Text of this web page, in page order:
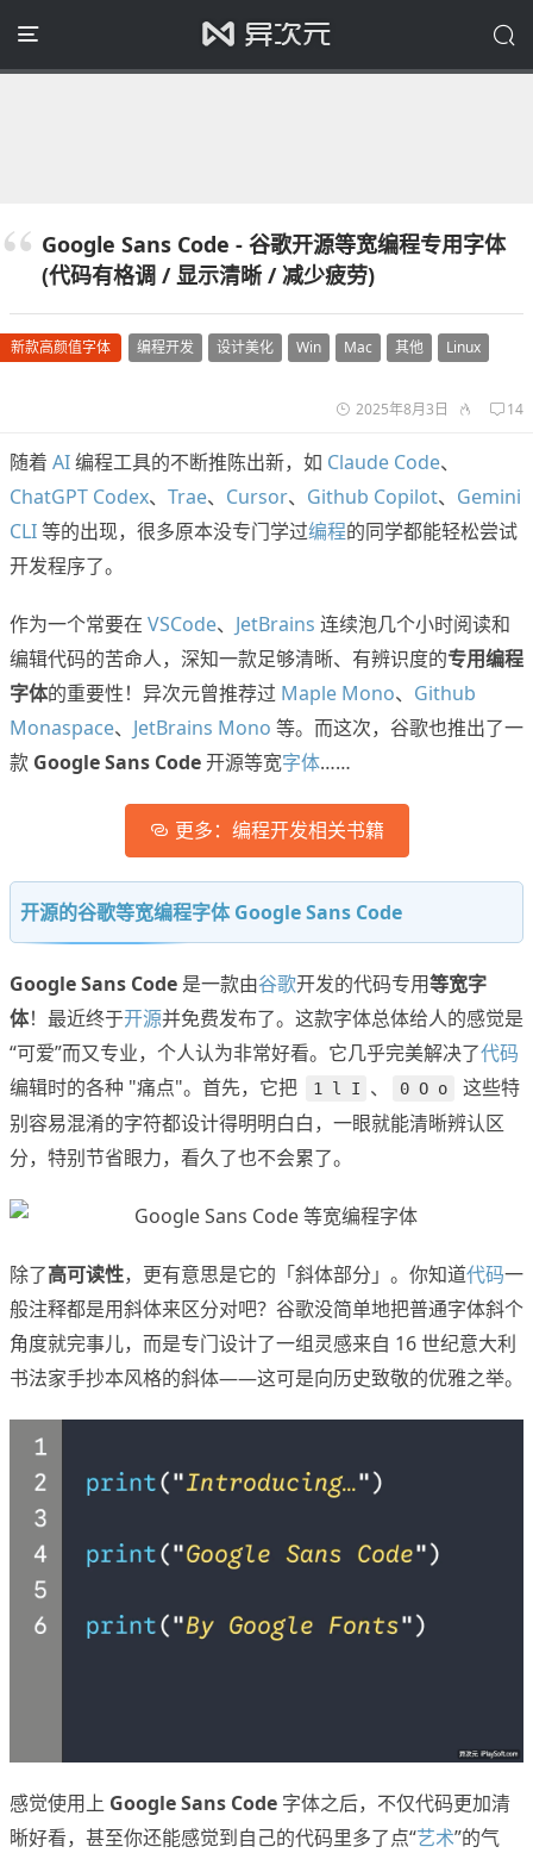
Google Sans Code - 谷歌开源等宽编程专用字体
(代码有格调 / 显示清晰 / 减少疲劳)
新款高颜值字体 编程开发 设计美化 Win Mac 其他 Linux
2025年8月3日 14
随着 AI编程工具的不断推陈出新，如 Claude Code、
ChatGPT Codex、 Trae、 Cursor、 Github Copilot、 Gemini
CLI等的出现，很多原本没专门学过编程的同学都能轻松尝试
开发程序了。
作为一个常要在 VSCode、 JetBrains 连续泡几个小时阅读和
编辑代码的苦命人，深知一款足够清晰、有辨识度的专用编程
字体的重要性！异次元曾推荐过 Maple Mono、 Github
Monaspace、 JetBrains Mono 等。而这次，谷歌也推出了一
款 Google Sans Code开源等宽字体……
更多：编程开发相关书籍
开源的谷歌等宽编程字体 Google Sans Code
Google Sans Code 是一款由谷歌开发的代码专用等宽字
体！最近终于开源并免费发布了。这款字体总体给人的感觉是
“可爱”而又专业，个人认为非常好看。它几乎完美解决了代码
编辑时的各种 "痛点"。首先，它把
1 l I 、 0 O o
这些特
别容易混淆的字符都设计得明明白白，一眼就能清晰辨认区
分，特别节省眼力，看久了也不会累了。
除了高可读性，更有意思是它的「斜体部分」。你知道代码一
般注释都是用斜体来区分对吧？谷歌没简单地把普通字体斜个
角度就完事儿，而是专门设计了一组灵感来自 16 世纪意大利
书法家手抄本风格的斜体——这可是向历史致敬的优雅之举。
感觉使用上 Google Sans Code 字体之后，不仅代码更加清
晰好看，甚至你还能感觉到自己的代码里多了点“艺术”的气